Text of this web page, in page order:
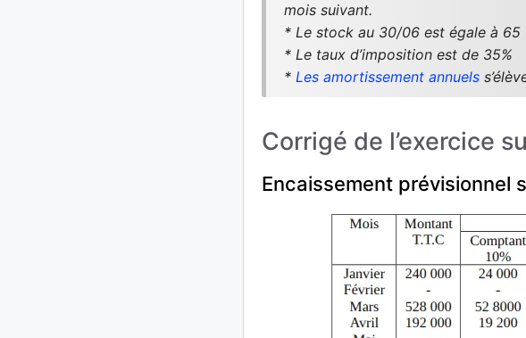
mois suivant.
* Le stock au 30/06 est égale à 65
* Le taux d’imposition est de 35%
* Les amortissement annuels
Corrigé de l’exercice
Encaissement prévisionnel